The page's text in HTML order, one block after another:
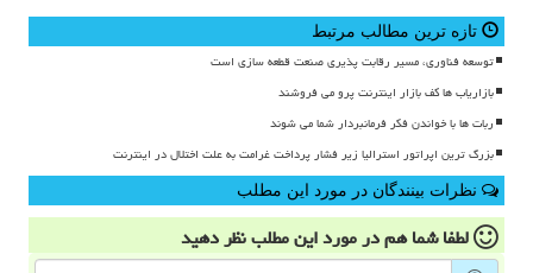
تازه ترین مطالب مرتبط
توسعه فناوری، مسیر رقابت پذیری صنعت قطعه سازی است
بازاریاب ها کف بازار اینترنت پرو می فروشند
ربات ها با خواندن فکر فرمانبردار شما می شوند
بزرگ ترین اپراتور استرالیا زیر فشار پرداخت غرامت به علت اختلال در اینترنت
نظرات بینندگان در مورد این مطلب
لطفا شما همدر مورد این مطلبنظر دهید